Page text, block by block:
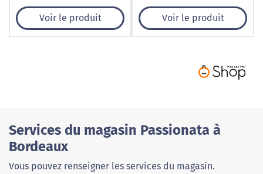
Voir le produit Voir le produit
Services du magasin Passionata à
Bordeaux
Vous pouvez renseigner les services du magasin.